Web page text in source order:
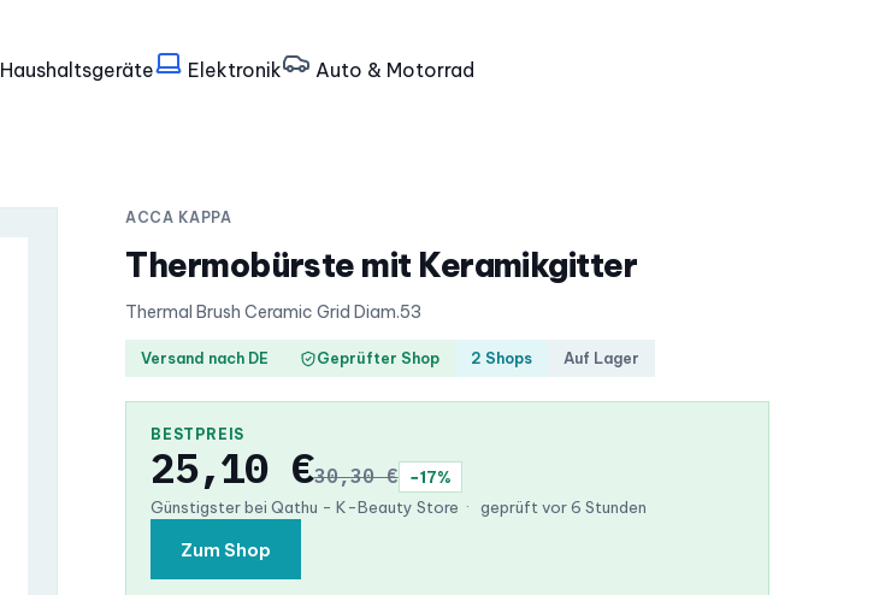
Haushaltsgeräte Elektronik
Auto & Motorrad
ACCA KAPPA
Thermobürste mit Keramikgitter
Thermal Brush Ceramic Grid Diam.53
Versand nach DE Geprüfter Shop 2 Shops Auf Lager
BESTPREIS
25,10 €30,30 €
−17%
Günstigster bei Qathu - K-Beauty Store · geprüft vor 6 Stunden
Zum Shop